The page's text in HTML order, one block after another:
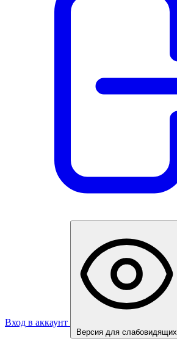
Вход в аккаунт
Версия для слабовидящих